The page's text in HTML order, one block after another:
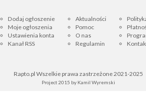
Dodaj ogłoszenie
Moje ogłoszenia
Ustawienia konta
Kanał RSS
Aktualności
Pomoc
O nas
Regulamin
Rapto.pl Wszelkie prawa zastrzeżone 2021-2025
Project 2015 by Kamil Wyremski